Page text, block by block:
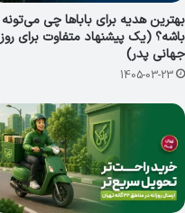
بهترین هدیه برای باباها چی می‌تونه
باشه؟ (یک پیشنهاد متفاوت برای روز
جهانی پدر)
1405-03-23